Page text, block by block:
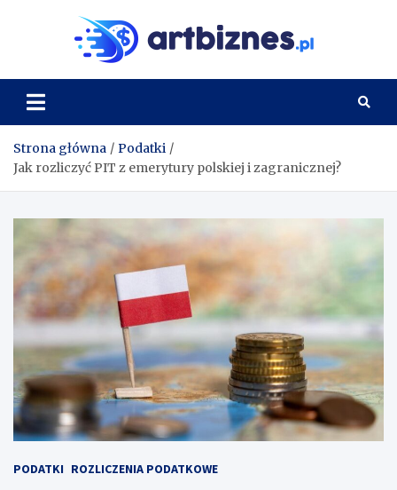
Strona główna
Podatki
Jak rozliczyć PIT z emerytury polskiej i zagranicznej?
PODATKI ROZLICZENIA PODATKOWE